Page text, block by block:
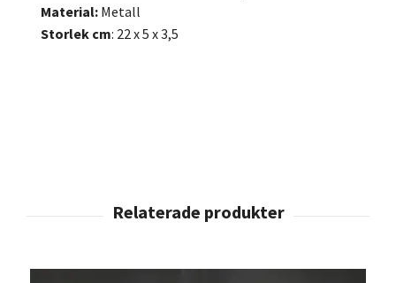
Material: Metall
Storlek cm: 22 x 5 x 3,5